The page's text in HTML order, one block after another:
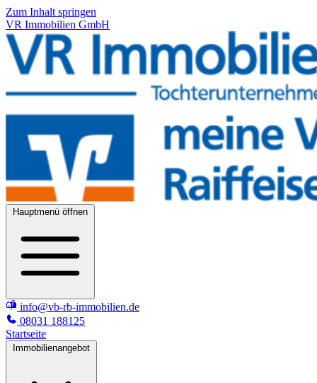
Zum Inhalt springen
VR Immobilien GmbH
Hauptmenü öffnen
info@vb-rb-immobilien.de
08031 188125
Startseite
Immobilienangebot